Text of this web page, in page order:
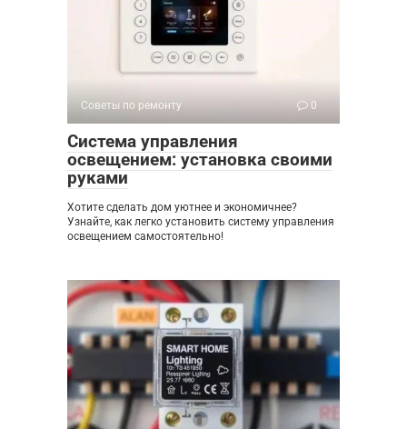
Советы по ремонту 0
Система управления
освещением: установка своими
руками
Хотите сделать дом уютнее и экономичнее?
Узнайте, как легко установить систему управления
освещением самостоятельно!